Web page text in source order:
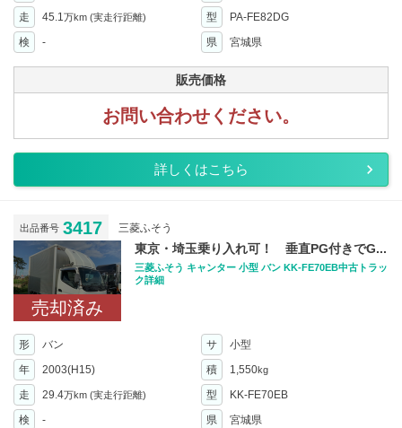
走 45.1万km (実走行距離) 型
PA-FE82DG
検
- 県 宮城県
販売価格
お問い合わせください。
詳しくはこちら
出品番号 3417 三菱ふそう
売却済み
東京・埼玉乗り入れ可！ 垂直PG付きでG...
三菱ふそう キャンター 小型 バン KK-FE70EB中古トラッ
ク詳細
形 バン サ
小型
年
2003(H15) 積 1,550kg
走 29.4万km (実走行距離) 型
KK-FE70EB
検
- 県 宮城県